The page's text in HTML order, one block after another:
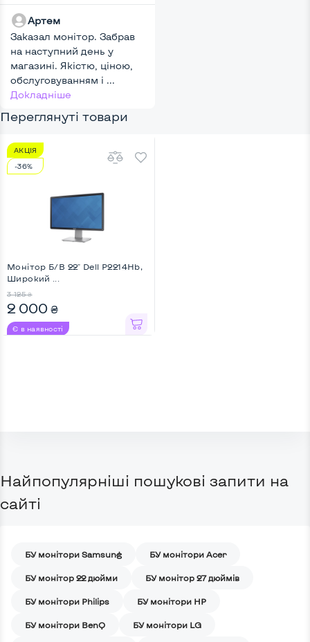
Артем
Заказал монітор. Забрав
на наступний день у
магазині. Якістю, ціною,
обслуговуванням і ...
Докладніше
Переглянуті товари
АКЦІЯ
-36%
Монітор Б/В 22" Dell P2214Hb,
Широкий ...
3 125 ₴
2 000 ₴
Є в наявності
Найпопулярніші пошукові запити на
сайті
БУ монітори Samsung БУ монітори Acer
БУ монітор 22 дюйми БУ монітор 27 дюймів
БУ монітори Philips БУ монітори HP
БУ монітори BenQ БУ монітори LG